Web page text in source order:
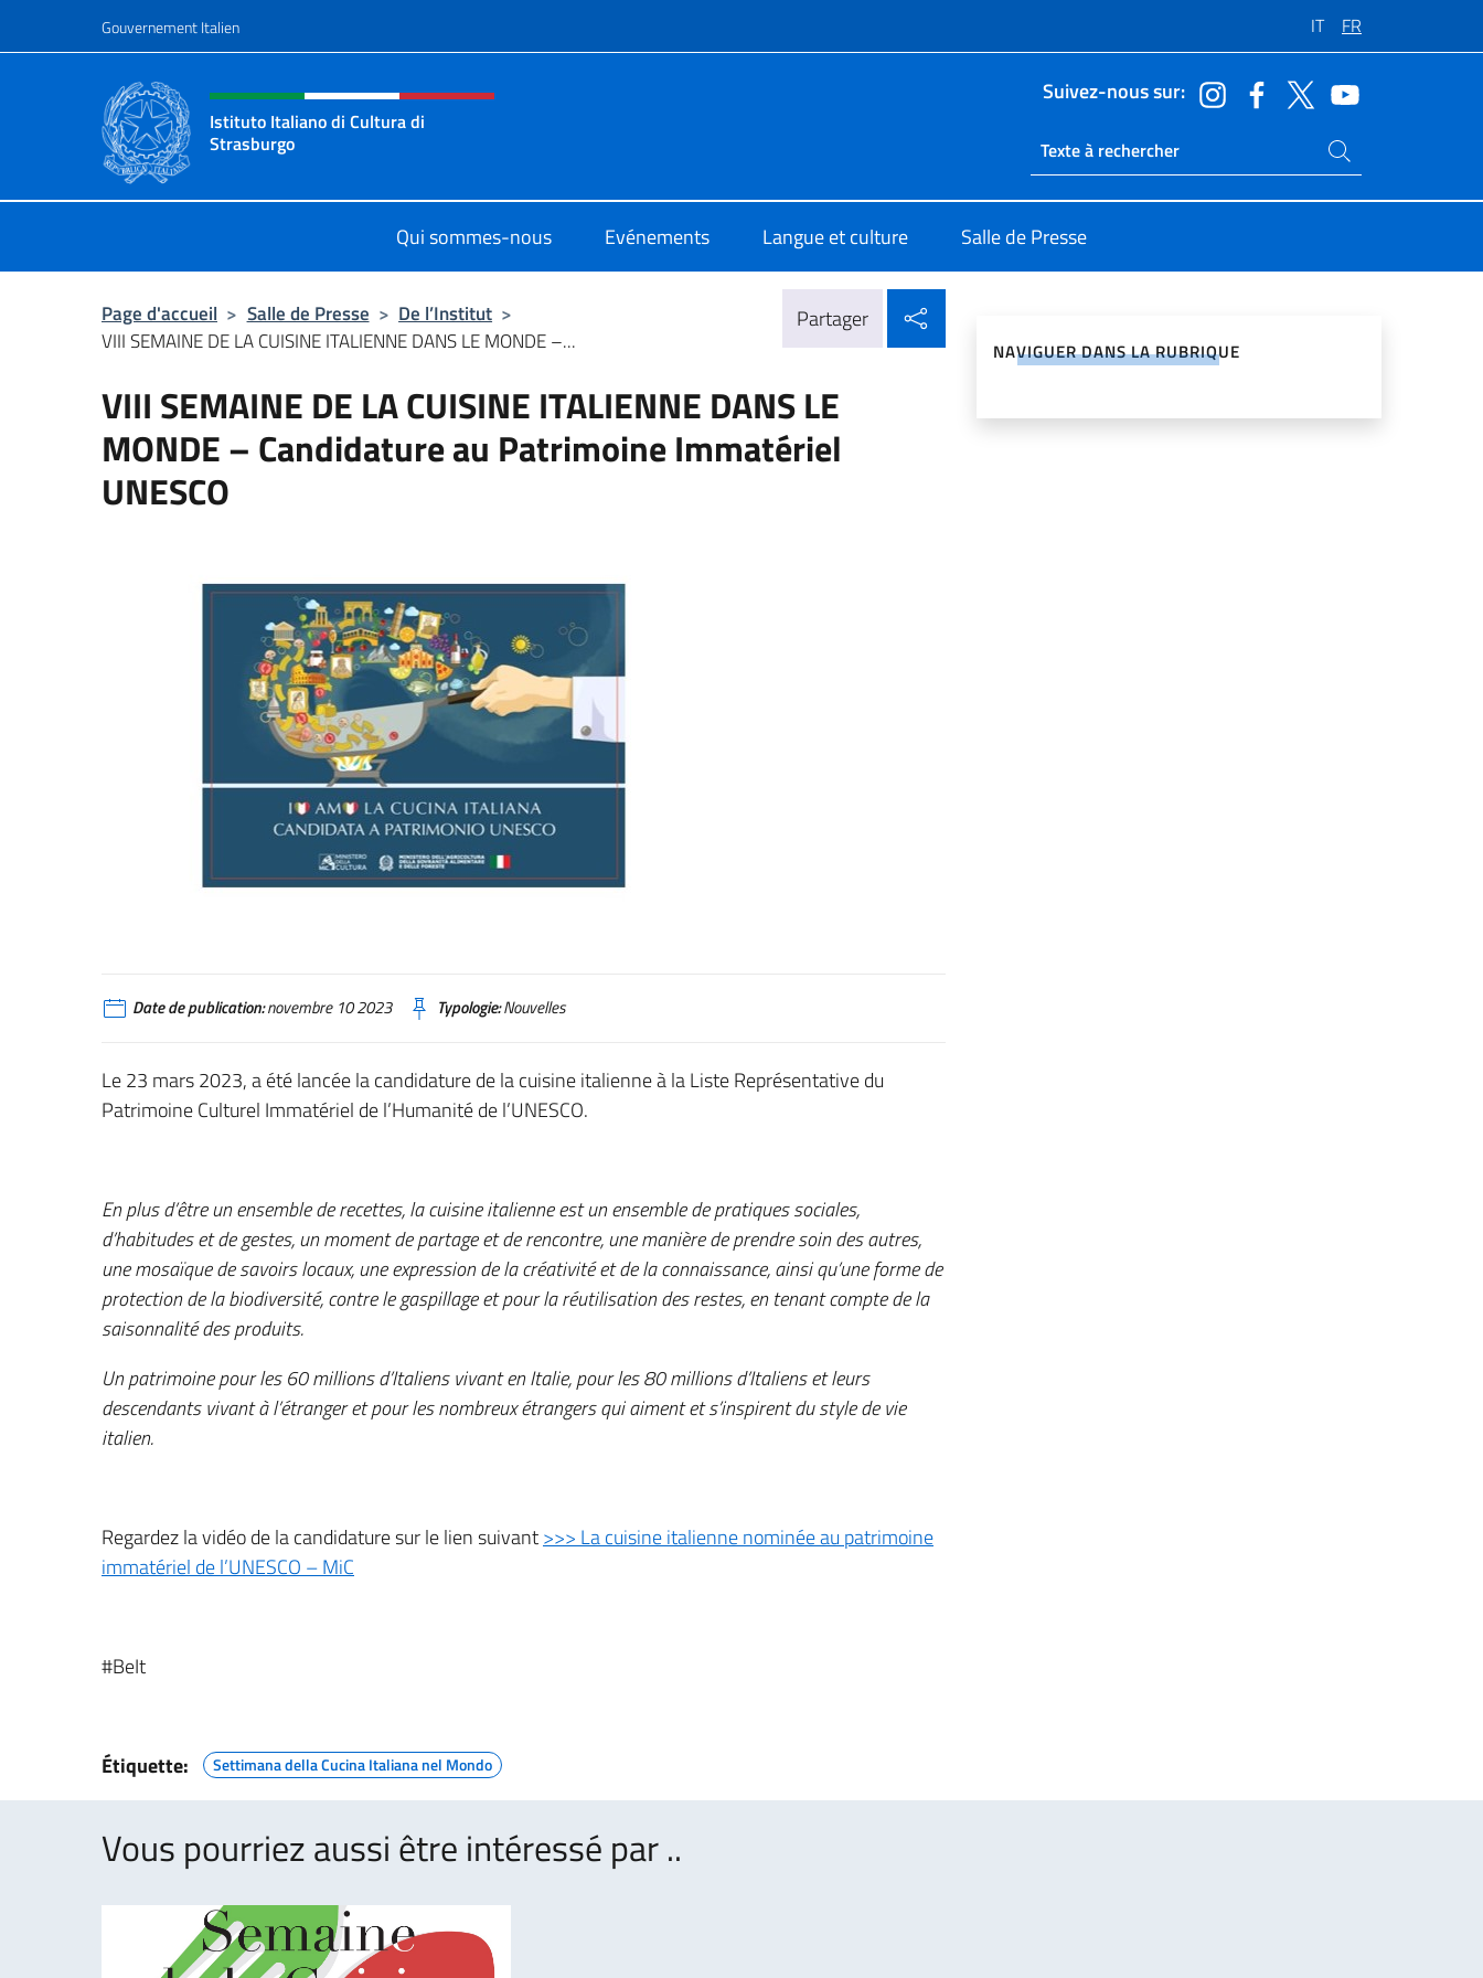
Gouvernement Italien IT FR
Site Web, social et en-tête de menu
Istituto Italiano di Cultura di
Strasburgo
Suivez-nous sur:
Ricerca sito live
Rechercher dans le site
Qui sommes-nous Evénements Langue et culture Salle de Presse
Page d'accueil > Salle de Presse > De l’Institut >
VIII SEMAINE DE LA CUISINE ITALIENNE DANS LE MONDE –...
Partager
VIII SEMAINE DE LA CUISINE ITALIENNE DANS LE
MONDE – Candidature au Patrimoine Immatériel
UNESCO
Date de publication:novembre 10 2023 Typologie:Nouvelles
Le 23 mars 2023, a été lancée la candidature de la cuisine italienne à la Liste Représentative du
Patrimoine Culturel Immatériel de l’Humanité de l’UNESCO.
En plus d’être un ensemble de recettes, la cuisine italienne est un ensemble de pratiques sociales,
d’habitudes et de gestes, un moment de partage et de rencontre, une manière de prendre soin des autres,
une mosaïque de savoirs locaux, une expression de la créativité et de la connaissance, ainsi qu’une forme de
protection de la biodiversité, contre le gaspillage et pour la réutilisation des restes, en tenant compte de la
saisonnalité des produits.
Un patrimoine pour les 60 millions d’Italiens vivant en Italie, pour les 80 millions d’Italiens et leurs
descendants vivant à l’étranger et pour les nombreux étrangers qui aiment et s’inspirent du style de vie
italien.
Regardez la vidéo de la candidature sur le lien suivant>>> La cuisine italienne nominée au patrimoine
immatériel de l’UNESCO – MiC
#BeIt
Étiquette: Settimana della Cucina Italiana nel Mondo
NAVIGUER DANS LA RUBRIQUE
Vous pourriez aussi être intéressé par ..